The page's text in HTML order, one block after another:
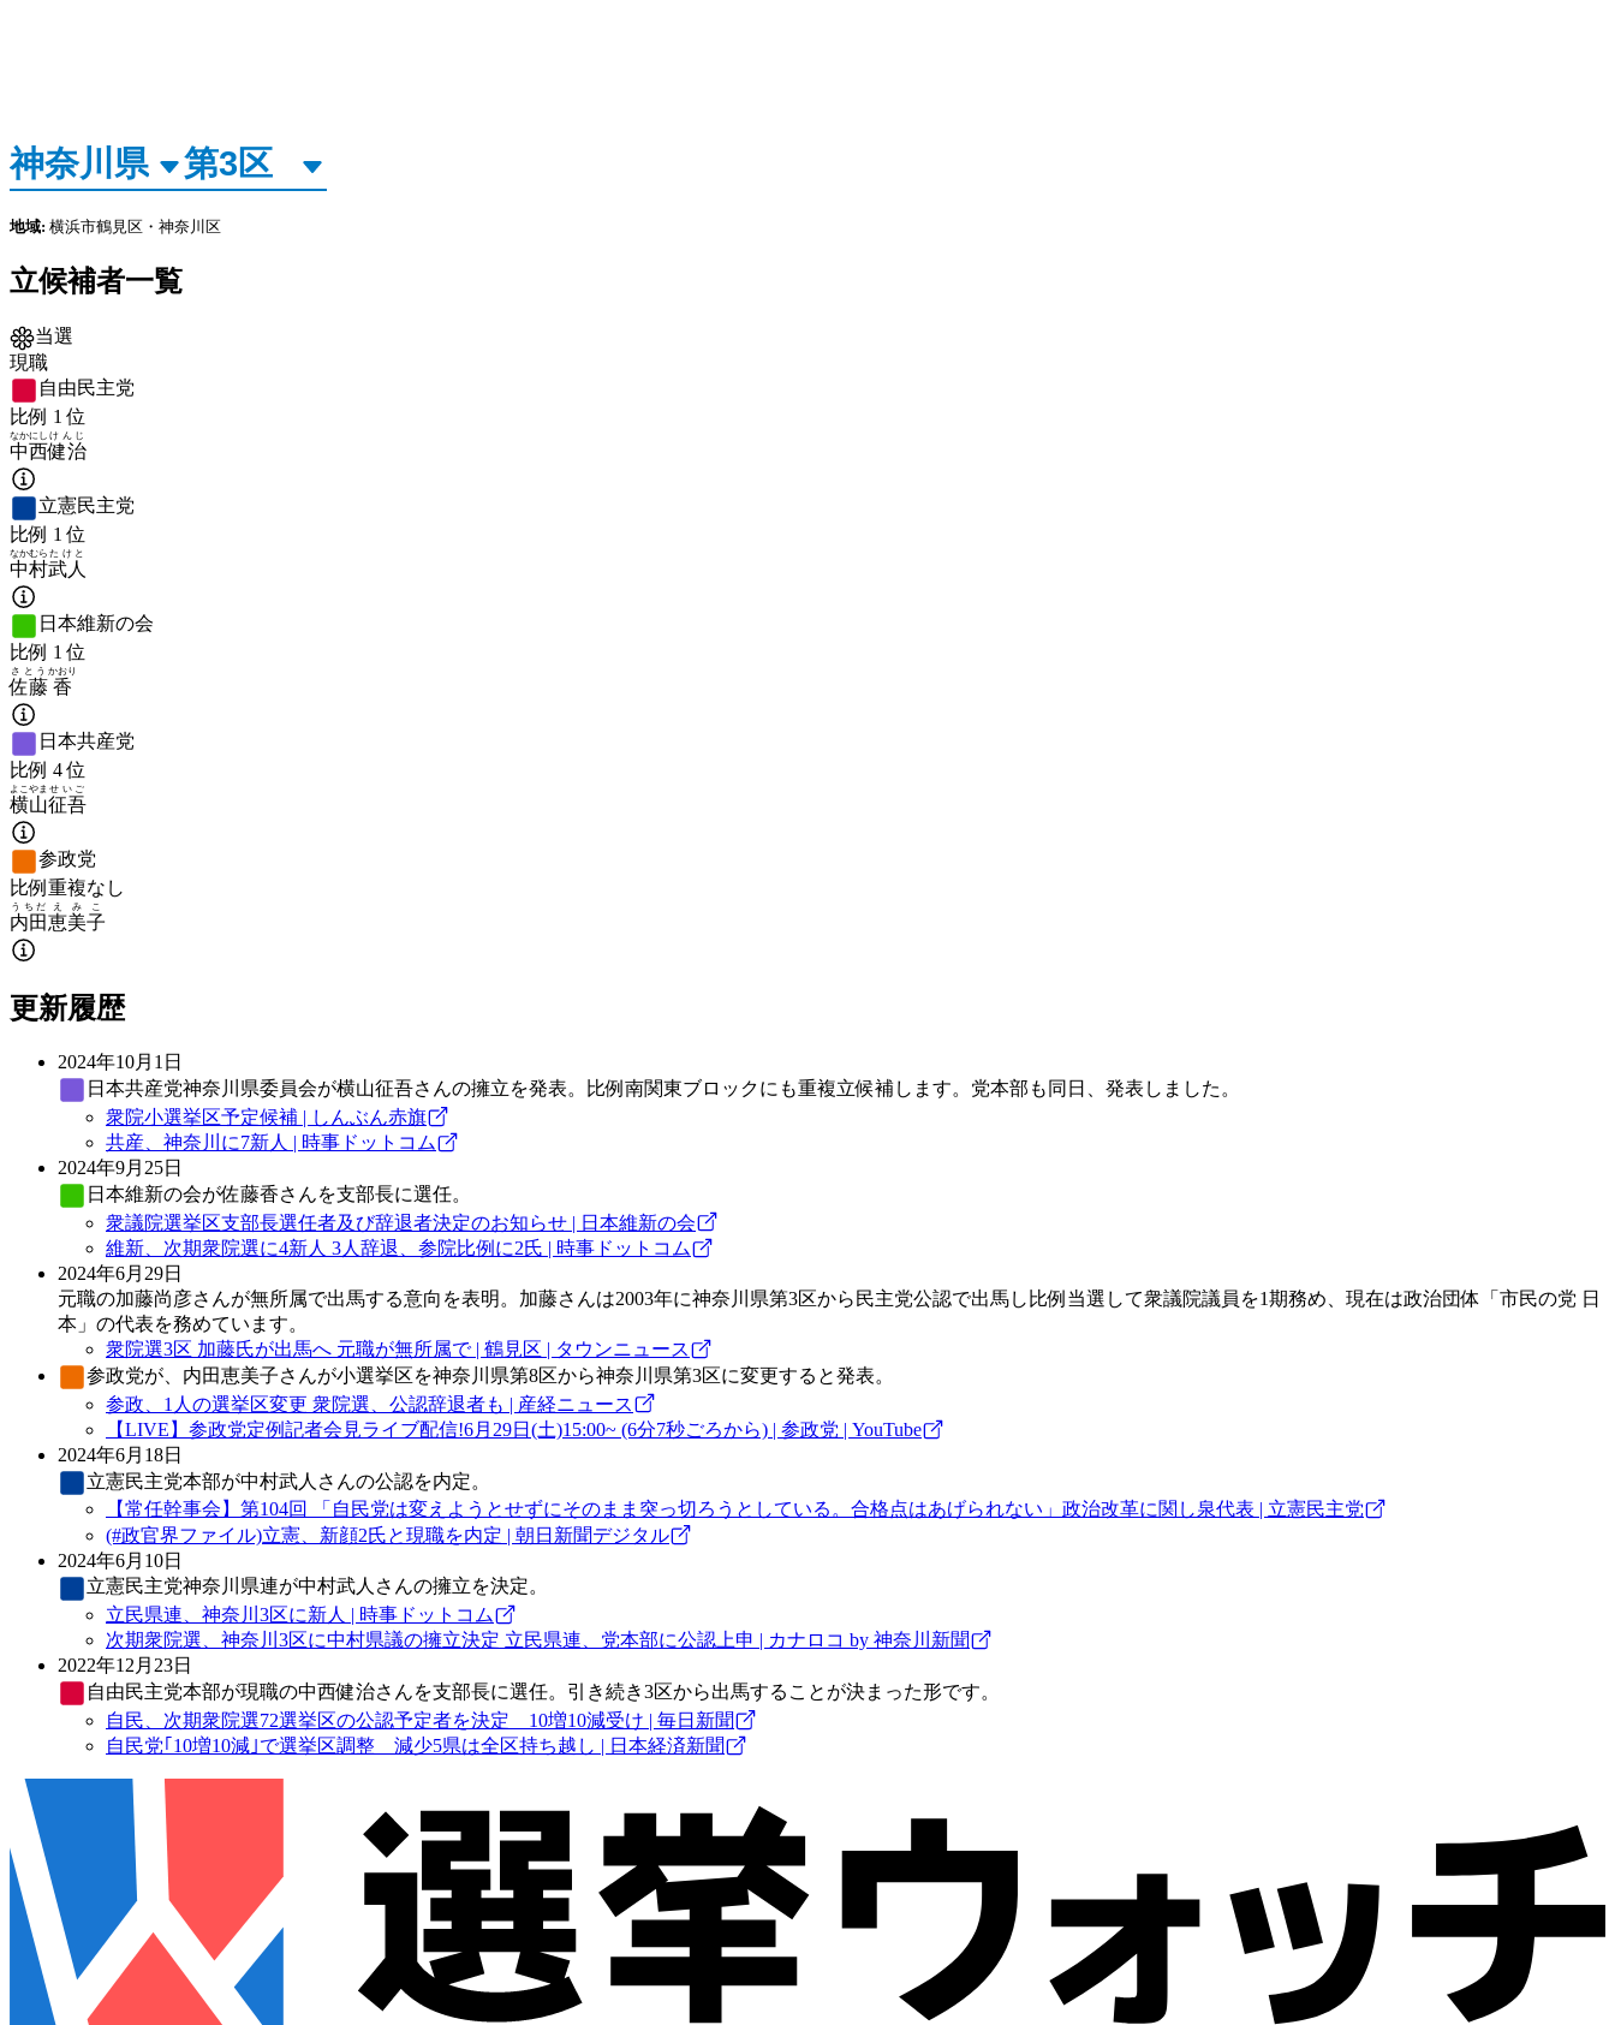
地域: 横浜市鶴見区・神奈川区
立候補者一覧
当選
現職
自由民主党
比例 1 位
中西
なかにし
健治
けんじ
立憲民主党
比例 1 位
中村
なかむら
武人
たけと
日本維新の会
比例 1 位
佐藤
さとう
香
かおり
日本共産党
比例 4位
横山
よこやま
征吾
せいご
参政党
比例重複なし
内田
うちだ
恵美子
えみこ
更新履歴
2024年10月1日
日本共産党神奈川県委員会が横山征吾さんの擁立を発表。比例南関東ブロックにも重複立候補します。党本部も同日、発表しました。
衆院小選挙区予定候補 | しんぶん赤旗
共産、神奈川に7新人 | 時事ドットコム
2024年9月25日
日本維新の会が佐藤香さんを支部長に選任。
衆議院選挙区支部長選任者及び辞退者決定のお知らせ | 日本維新の会
維新、次期衆院選に4新人 3人辞退、参院比例に2氏 | 時事ドットコム
2024年6月29日
元職の加藤尚彦さんが無所属で出馬する意向を表明。加藤さんは2003年に神奈川県第3区から民主党公認で出馬し比例当選して衆議院議員を1期務め、現在は政治団体「市民の党 日
本」の代表を務めています。
衆院選3区 加藤氏が出馬へ 元職が無所属で | 鶴見区 | タウンニュース
参政党が、内田恵美子さんが小選挙区を神奈川県第8区から神奈川県第3区に変更すると発表。
参政、1人の選挙区変更 衆院選、公認辞退者も | 産経ニュース
【LIVE】参政党定例記者会見ライブ配信!6月29日(土)15:00~ (6分7秒ごろから) | 参政党 | YouTube
2024年6月18日
立憲民主党本部が中村武人さんの公認を内定。
【常任幹事会】第104回 「自民党は変えようとせずにそのまま突っ切ろうとしている。合格点はあげられない」政治改革に関し泉代表 | 立憲民主党
(#政官界ファイル)立憲、新顔2氏と現職を内定 | 朝日新聞デジタル
2024年6月10日
立憲民主党神奈川県連が中村武人さんの擁立を決定。
立民県連、神奈川3区に新人 | 時事ドットコム
次期衆院選、神奈川3区に中村県議の擁立決定 立民県連、党本部に公認上申 | カナロコ by 神奈川新聞
2022年12月23日
自由民主党本部が現職の中西健治さんを支部長に選任。引き続き3区から出馬することが決まった形です。
自民、次期衆院選72選挙区の公認予定者を決定 10増10減受け | 毎日新聞
自民党｢10増10減｣で選挙区調整 減少5県は全区持ち越し | 日本経済新聞